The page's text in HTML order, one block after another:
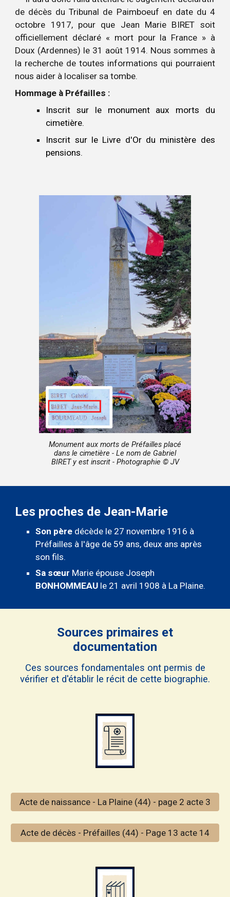
de décès du Tribunal de Paimboeuf en date du 4
octobre 1917, pour que Jean Marie BIRET soit
officiellement déclaré « mort pour la France » à
Doux (Ardennes) le 31 août 1914. Nous sommes à
la recherche de toutes informations qui pourraient
nous aider à localiser sa tombe.
Hommage à Préfailles :
Inscrit sur le monument aux morts du
cimetière.
Inscrit sur le Livre d'Or du ministère des
pensions.
Monument aux morts de Préfailles placé
dans le cimetière - Le nom de Gabriel
BIRET y est inscrit - Photographie © JV
Les proches de Jean-Marie
Son père décède le 27 novembre 1916 à
Préfailles à l'âge de 59 ans, deux ans après
son fils.
Sa sœur Marie épouse Joseph
BONHOMMEAU le 21 avril 1908 à La Plaine.
Sources primaires et
documentation
Ces sources fondamentales ont permis de
vérifier et d'établir le récit de cette biographie.
Acte de naissance - La Plaine (44) - page 2 acte 3
Acte de décès - Préfailles (44) - Page 13 acte 14